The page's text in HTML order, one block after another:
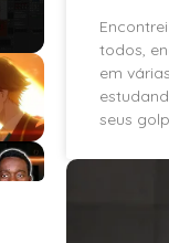
todos,
em
seus